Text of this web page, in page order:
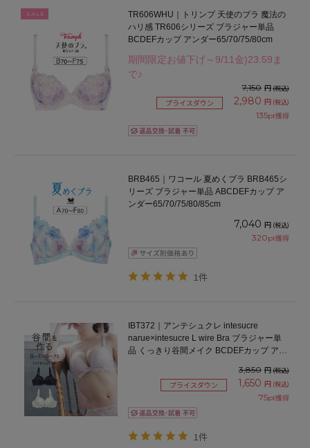
SALE
TR606WHU｜トリンプ 天使のブラ 魔法の
ハリ感 TR606シリーズ ブラジャー単品
BCDEFカップ アンダー65/70/75/80cm
期間限定お値下げ～9/11金)23:59ま
で♪
7,150 円(税込)
プライスダウン 2,980 円 (税込)
135pt獲得
BRB465｜ワコール 夏めくブラ BRB465シ
リーズ ブラジャー単品 ABCDEFカップ ア
ンダー65/70/75/80/85cm
7,040 円 (税込)
320pt獲得
1件
IBT372｜アンテシュクレ intesucre
narue×intesucre L wire Bra ブラジャー単
品 くっきり谷間メイク BCDEFカップ アン
3,850 円(税込)
プライスダウン 1,650 円 (税込)
75pt獲得
1件